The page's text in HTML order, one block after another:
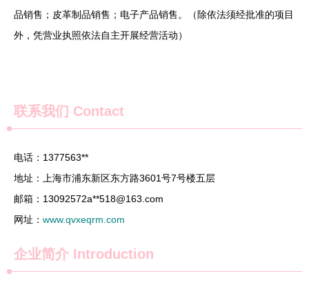
品销售；皮革制品销售；电子产品销售。（除依法须经批准的项目
外，凭营业执照依法自主开展经营活动）
联系我们 Contact
电话：1377563**
地址：上海市浦东新区东方路3601号7号楼五层
邮箱：13092572a**518@163.com
网址： www.qvxeqrm.com
企业简介 Introduction